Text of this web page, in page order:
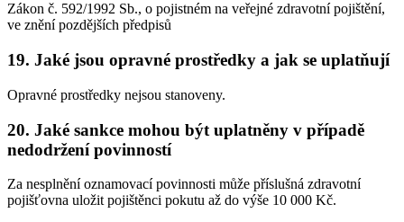
Zákon č. 592/1992 Sb., o pojistném na veřejné zdravotní pojištění,
ve znění pozdějších předpisů
19. Jaké jsou opravné prostředky a jak se uplatňují
Opravné prostředky nejsou stanoveny.
20. Jaké sankce mohou být uplatněny v případě
nedodržení povinností
Za nesplnění oznamovací povinnosti může příslušná zdravotní
pojišťovna uložit pojištěnci pokutu až do výše 10 000 Kč.